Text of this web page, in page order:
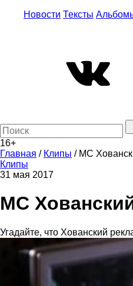
Новости Тексты
16+
Главная / Клипы / MC
Клипы
31 мая 2017
MC
Угадайте, что Хованский